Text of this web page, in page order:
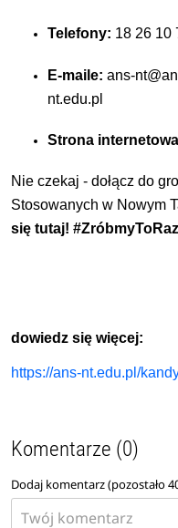
Telefony: 18 26 10
E-maile: ans-
nt.edu.pl
Strona
Nie czekaj - dołącz do
Stosowanych w Nowym
się tutaj!
dowiedz się więcej:
https://ans-nt.edu.pl/
Komentarze (0)
Dodaj komentarz (pozostało